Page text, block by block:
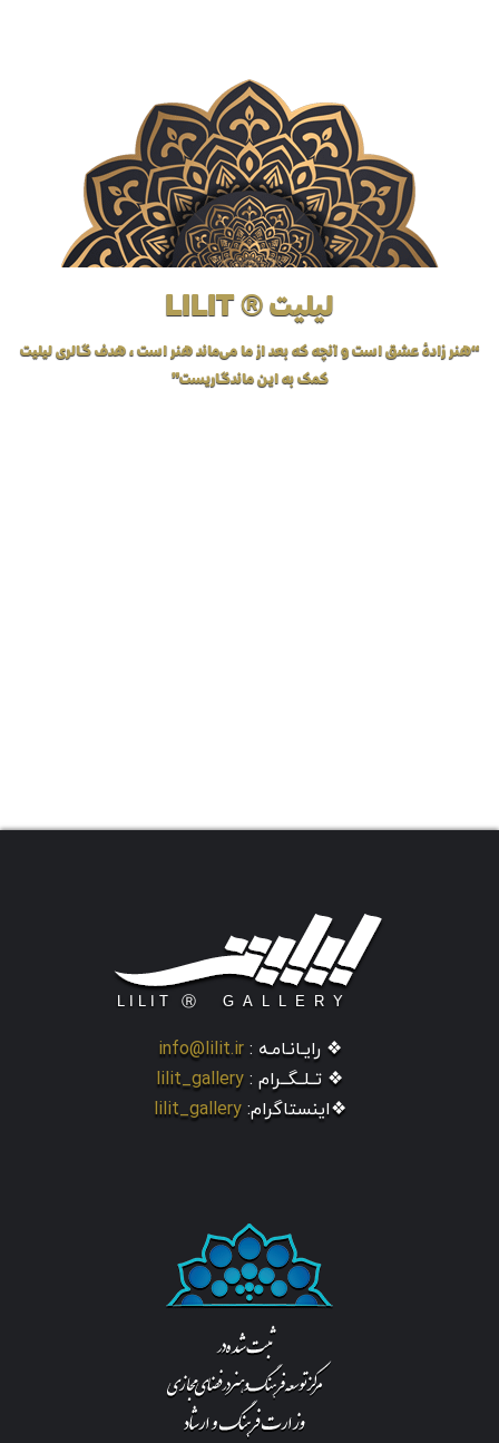
لیلیت ® LILIT
“هنر زادهٔ عشق است و آنچه که بعد از ما می‌ماند هنر است، هدف گالری لیلیت
کمک به این ماندگاریست”
❖ رایـانـامـه : info@lilit.ir
❖ تــلــگــرام : lilit_gallery
❖اینستاگرام: lilit_gallery